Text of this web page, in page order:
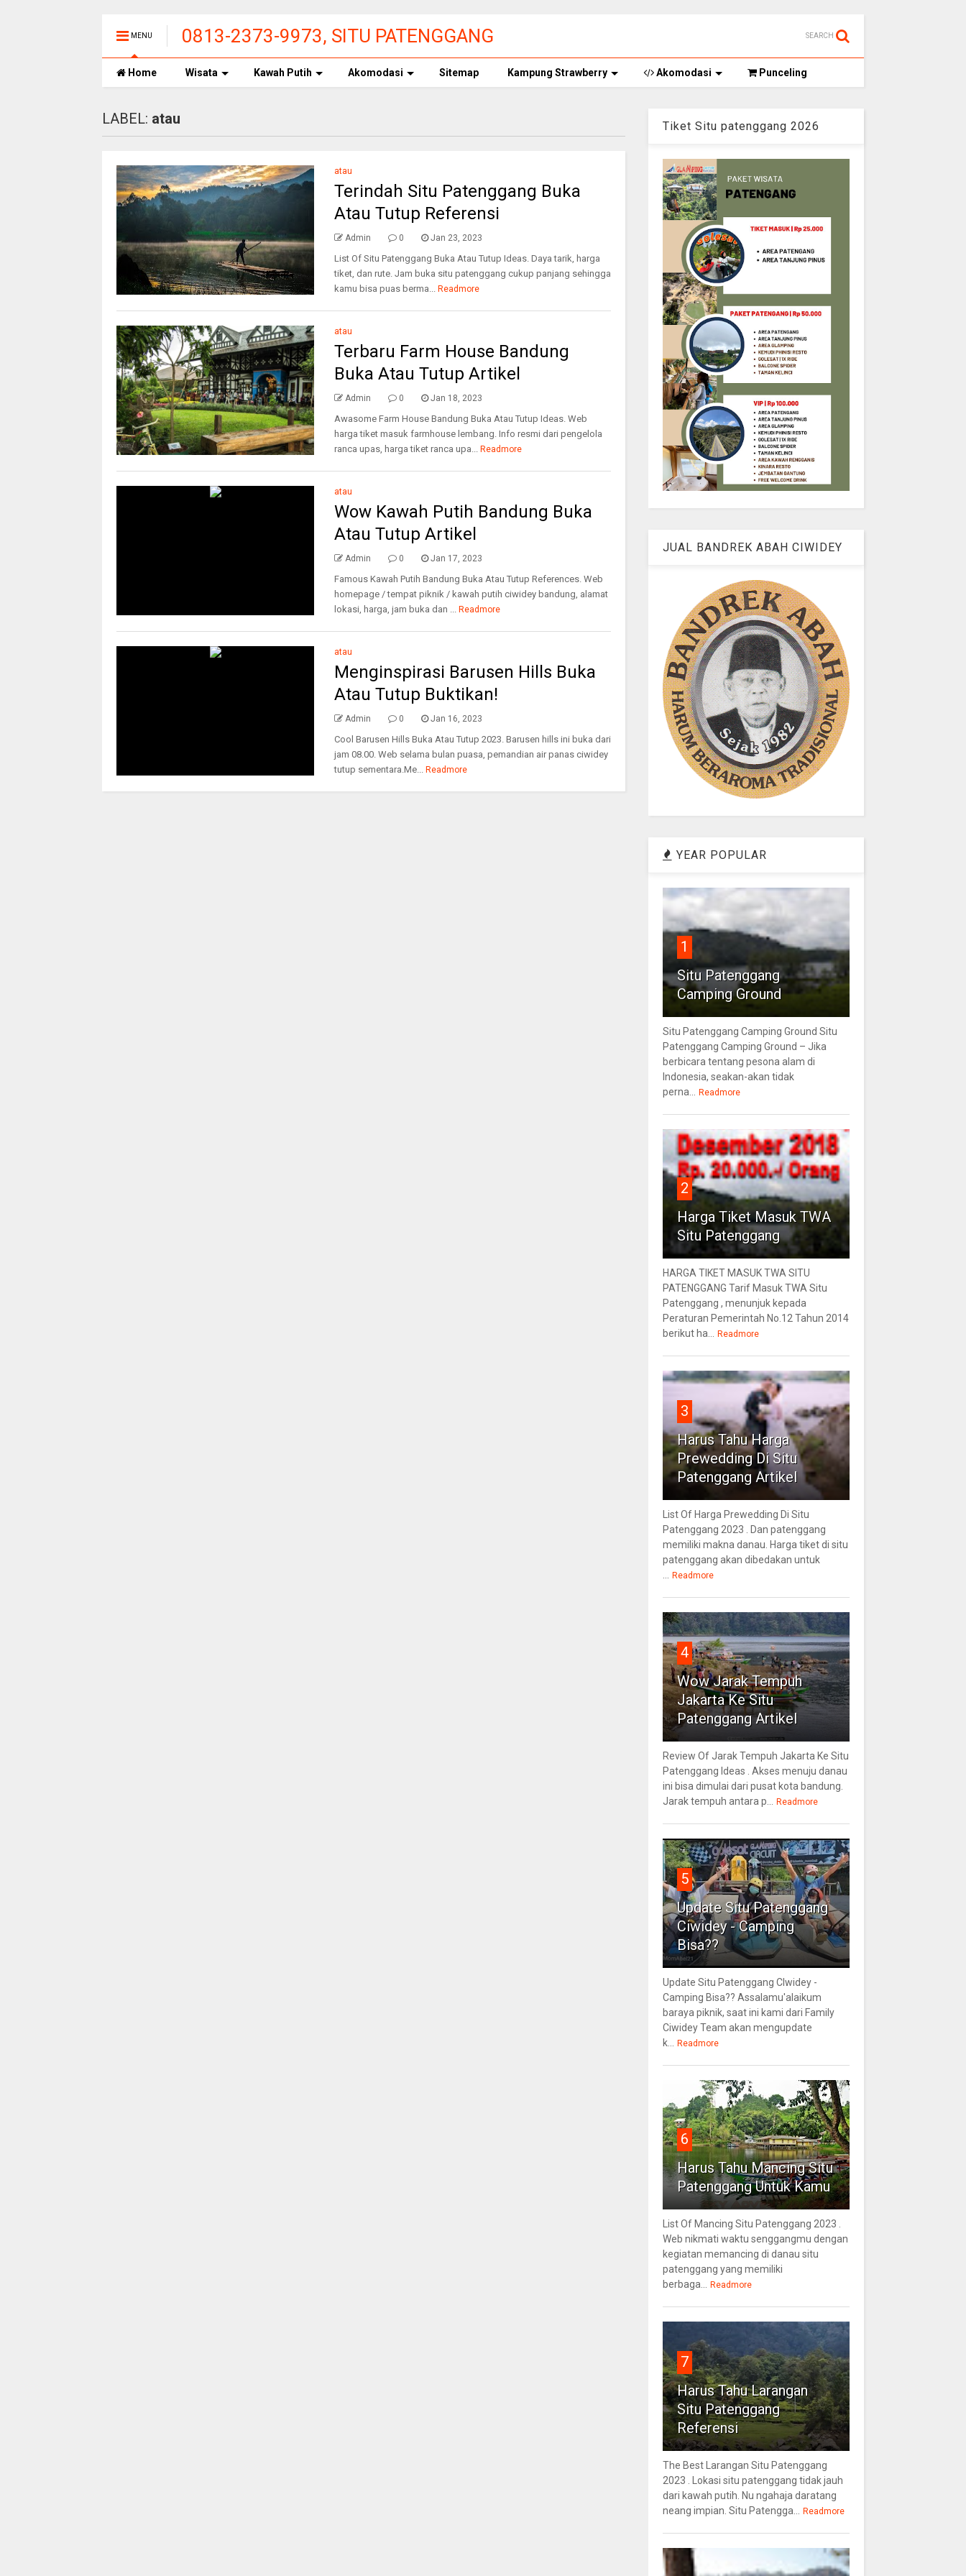
MENU
0813-2373-9973, SITU PATENGGANG
CIWIDEY, HARGA TIKET MASUK
SEARCH
Home Wisata Kawah Putih Akomodasi Sitemap Kampung Strawberry Akomodasi Punceling
LABEL: atau
atau
Terindah Situ Patenggang Buka
Atau Tutup Referensi
Admin 0 Jan 23, 2023
List Of Situ Patenggang Buka Atau Tutup Ideas. Daya tarik, harga
tiket, dan rute. Jam buka situ patenggang cukup panjang sehingga
kamu bisa puas berma... Readmore
atau
Terbaru Farm House Bandung
Buka Atau Tutup Artikel
Admin 0 Jan 18, 2023
Awasome Farm House Bandung Buka Atau Tutup Ideas. Web
harga tiket masuk farmhouse lembang. Info resmi dari pengelola
ranca upas, harga tiket ranca upa... Readmore
atau
Wow Kawah Putih Bandung Buka
Atau Tutup Artikel
Admin 0 Jan 17, 2023
Famous Kawah Putih Bandung Buka Atau Tutup References. Web
homepage / tempat piknik / kawah putih ciwidey bandung, alamat
lokasi, harga, jam buka dan ... Readmore
atau
Menginspirasi Barusen Hills Buka
Atau Tutup Buktikan!
Admin 0 Jan 16, 2023
Cool Barusen Hills Buka Atau Tutup 2023. Barusen hills ini buka dari
jam 08.00. Web selama bulan puasa, pemandian air panas ciwidey
tutup sementara.Me... Readmore
Tiket Situ patenggang 2026
JUAL BANDREK ABAH CIWIDEY
YEAR POPULAR
1
Situ Patenggang
Camping Ground
Situ Patenggang Camping Ground Situ
Patenggang Camping Ground – Jika
berbicara tentang pesona alam di
Indonesia, seakan-akan tidak
perna...
Readmore
2
Harga Tiket Masuk TWA
Situ Patenggang
HARGA TIKET MASUK TWA SITU
PATENGGANG Tarif Masuk TWA Situ
Patenggang , menunjuk kepada
Peraturan Pemerintah No.12 Tahun 2014
berikut ha...
Readmore
3
Harus Tahu Harga
Prewedding Di Situ
Patenggang Artikel
List Of Harga Prewedding Di Situ
Patenggang 2023 . Dan patenggang
memiliki makna danau. Harga tiket di situ
patenggang akan dibedakan untuk
Readmore
4
Wow Jarak Tempuh
Jakarta Ke Situ
Patenggang Artikel
Review Of Jarak Tempuh Jakarta Ke Situ
Patenggang Ideas . Akses menuju danau
ini bisa dimulai dari pusat kota bandung.
Jarak tempuh antara p...
Readmore
5
Update Situ Patenggang
Ciwidey - Camping
Bisa??
Update Situ Patenggang CIwidey -
Camping Bisa?? Assalamu'alaikum
baraya piknik, saat ini kami dari Family
Ciwidey Team akan mengupdate
k...
Readmore
6
Harus Tahu Mancing Situ
Patenggang Untuk Kamu
List Of Mancing Situ Patenggang 2023 .
Web nikmati waktu senggangmu dengan
kegiatan memancing di danau situ
patenggang yang memiliki
berbaga...
Readmore
7
Harus Tahu Larangan
Situ Patenggang
Referensi
The Best Larangan Situ Patenggang
2023 . Lokasi situ patenggang tidak jauh
dari kawah putih. Nu ngahaja daratang
neang impian. Situ Patengga...
Readmore